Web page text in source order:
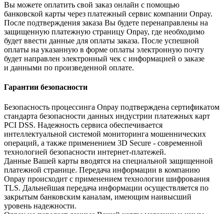
Вы можете оплатить свой заказ онлайн с помощью
банковской карты через платежный сервис компании Onpay.
После подтверждения заказа Вы будете перенаправлены на
защищенную платежную страницу Onpay, где необходимо
будет ввести данные для оплаты заказа. После успешной
оплаты на указанную в форме оплаты электронную почту
будет направлен электронный чек с информацией о заказе
и данными по произведенной оплате.
Гарантии безопасности
Безопасность процессинга Onpay подтверждена сертификатом
стандарта безопасности данных индустрии платежных карт
PCI DSS. Надежность сервиса обеспечивается
интеллектуальной системой мониторинга мошеннических
операций, а также применением 3D Secure - современной
технологией безопасности интернет-платежей.
Данные Вашей карты вводятся на специальной защищенной
платежной странице. Передача информации в компанию
Onpay происходит с применением технологии шифрования
TLS. Дальнейшая передача информации осуществляется по
закрытым банковским каналам, имеющим наивысший
уровень надежности.